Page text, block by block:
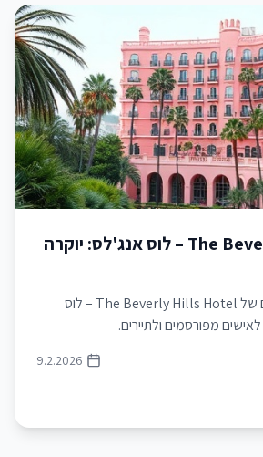
The Beverly Hills Hotel – לוס אנג'לס: יוקרה
גלה את עולמו הקסום של The Beverly Hills Hotel – לוס
מפורסמים ולתיירים.
9.2.2026